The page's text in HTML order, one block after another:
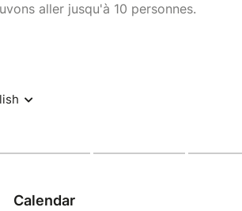
aller jusqu'à 10 personnes.